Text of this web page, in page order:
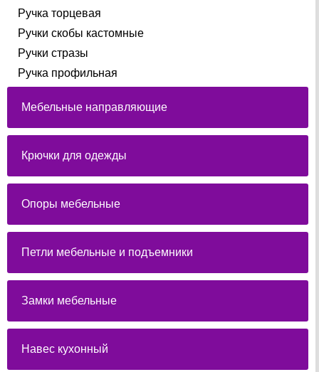
Ручка торцевая
Ручки скобы кастомные
Ручки стразы
Ручка профильная
Мебельные направляющие
Крючки для одежды
Опоры мебельные
Петли мебельные и подъемники
Замки мебельные
Навес кухонный